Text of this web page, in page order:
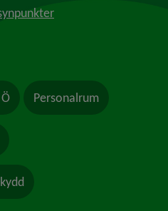
Personalrum